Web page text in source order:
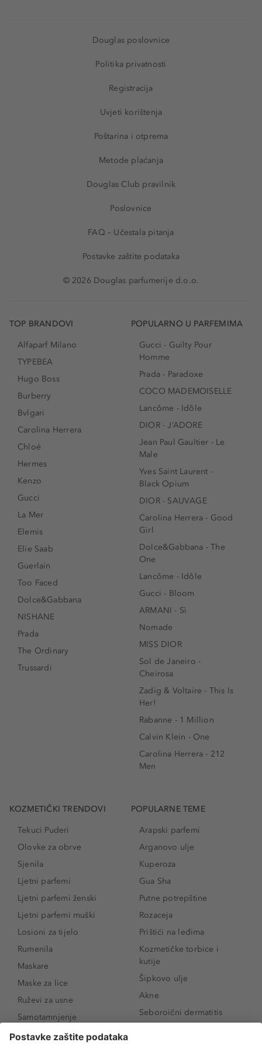
Douglas poslovnice
Politika privatnosti
Registracija
Uvjeti korištenja
Poštarina i otprema
Metode plaćanja
Douglas Club pravilnik
Poslovnice
FAQ – Učestala pitanja
Postavke zaštite podataka
© 2026 Douglas parfumerije d.o.o.
TOP BRANDOVI
Alfaparf Milano
TYPEBEA
Hugo Boss
Burberry
Bvlgari
Carolina Herrera
Chloé
Hermes
Kenzo
Gucci
La Mer
Elemis
Elie Saab
Guerlain
Too Faced
Dolce&Gabbana
NISHANE
Prada
The Ordinary
Trussardi
POPULARNO U PARFEMIMA
Gucci - Guilty Pour
Homme
Prada - Paradoxe
COCO MADEMOISELLE
Lancôme - Idôle
DIOR - J’ADORE
Jean Paul Gaultier - Le
Male
Yves Saint Laurent -
Black Opium
DIOR - SAUVAGE
Carolina Herrera - Good
Girl
Dolce&Gabbana - The
One
Lancôme - Idôle
Gucci - Bloom
ARMANI - Sì
Nomade
MISS DIOR
Sol de Janeiro -
Cheirosa
Zadig & Voltaire - This Is
Her!
Rabanne - 1 Million
Calvin Klein - One
Carolina Herrera - 212
Men
KOZMETIČKI TRENDOVI
Tekuci Puderi
Olovke za obrve
Sjenila
Ljetni parfemi
Ljetni parfemi ženski
Ljetni parfemi muški
Losioni za tijelo
Rumenila
Maskare
Maske za lice
Ruževi za usne
Samotamnjenje
Puderi
POPULARNE TEME
Arapski parfemi
Arganovo ulje
Kuperoza
Gua Sha
Putne potrepštine
Rozaceja
Prištići na leđima
Kozmetičke torbice i
kutije
Šipkovo ulje
Akne
Seboroični dermatitis